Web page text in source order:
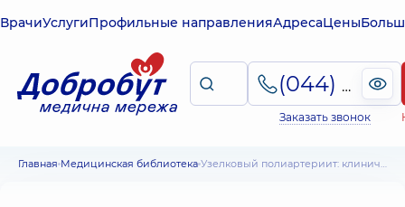
ВрачиУслугиПрофильные направленияАдресаЦены
(044) 495-2-888
Заказать звонок
Главная Медицинская библиотека Узелковый полиартериит: клинические рекомендации. Особенности болезни